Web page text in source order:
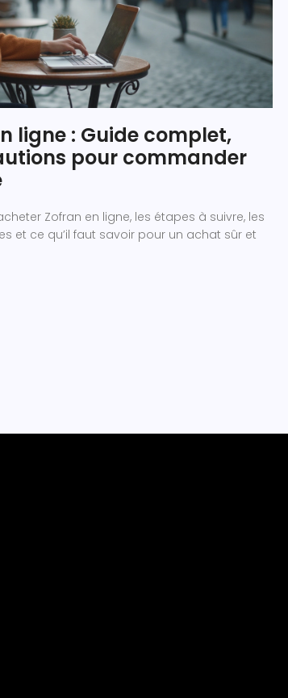
ligne : Guide complet,
pour commander
Zofran en ligne, les étapes à suivre, les
et ce qu’il faut savoir pour un achat sûr et